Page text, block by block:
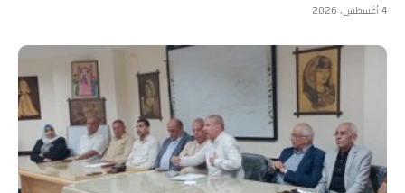
4 أغسطس، 2026